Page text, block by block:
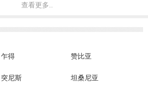
查看更多..
乍得 赞比亚
突尼斯 坦桑尼亚